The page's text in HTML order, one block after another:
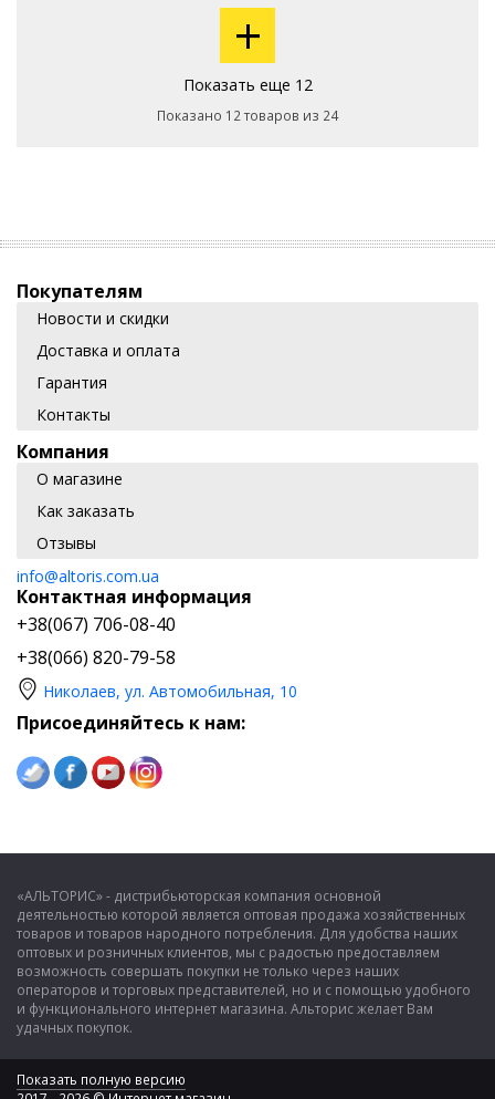
+
Показать еще 12
Показано 12 товаров из 24
Покупателям
Новости и скидки
Доставка и оплата
Гарантия
Контакты
Компания
О магазине
Как заказать
Отзывы
info@altoris.com.ua
Контактная информация
+38(067) 706-08-40
+38(066) 820-79-58
Николаев, ул. Автомобильная, 10
Присоединяйтесь к нам:
«АЛЬТОРИС» - дистрибьюторская компания основной
деятельностью которой является оптовая продажа хозяйственных
товаров и товаров народного потребления. Для удобства наших
оптовых и розничных клиентов, мы с радостью предоставляем
возможность совершать покупки не только через наших
операторов и торговых представителей, но и с помощью удобного
и функционального интернет магазина. Альторис желает Вам
удачных покупок.
Показать полную версию